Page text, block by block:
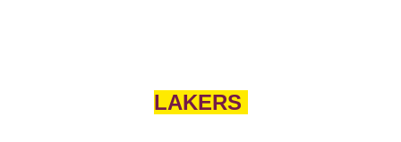
LAKERS